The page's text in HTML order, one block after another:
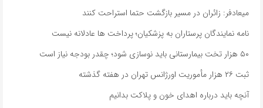
میعادفر: زائران در مسیر بازگشت حتما استراحت کنند
نامه نمایندگان پرستاران به پزشکیان؛ پرداخت ها عادلانه نیست
۵۰ هزار تخت بیمارستانی باید نوسازی شود؛ چقدر بودجه نیاز است
ثبت ۲۶ هزار مأموریت اورژانس تهران در هفته گذشته
آنچه باید درباره اهدای خون و پلاکت بدانیم